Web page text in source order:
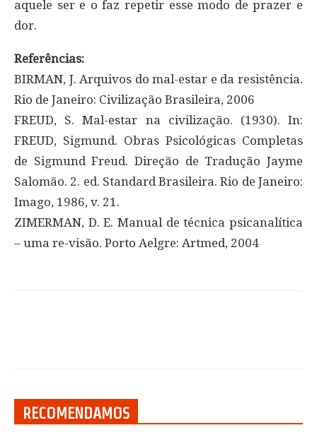
aquele ser e o faz repetir esse modo de prazer e
dor.
Referências:
BIRMAN, J. Arquivos do mal-estar e da resistência.
Rio de Janeiro: Civilização Brasileira, 2006
FREUD, S. Mal-estar na civilização. (1930). In:
FREUD, Sigmund. Obras Psicológicas Completas
de Sigmund Freud. Direção de Tradução Jayme
Salomão. 2. ed. Standard Brasileira. Rio de Janeiro:
Imago, 1986, v. 21.
ZIMERMAN, D. E. Manual de técnica psicanalítica
– uma re-visão. Porto Aelgre: Artmed, 2004
RECOMENDAMOS